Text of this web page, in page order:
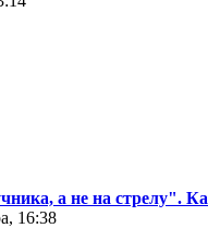
а не на стрелу".
16:38